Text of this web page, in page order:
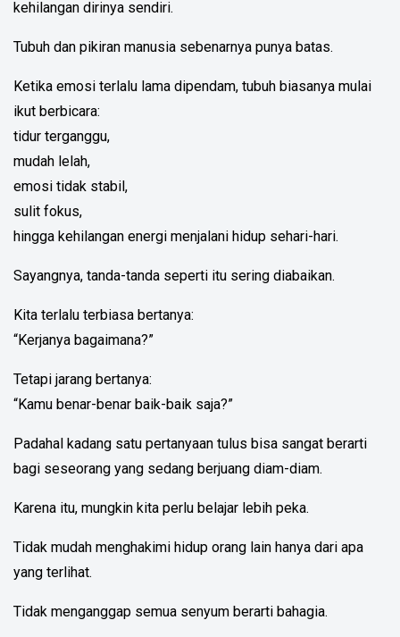
kehilangan dirinya sendiri.
Tubuh dan pikiran manusia sebenarnya punya batas.
Ketika emosi terlalu lama dipendam, tubuh biasanya mulai
ikut berbicara:
tidur terganggu,
mudah lelah,
emosi tidak stabil,
sulit fokus,
hingga kehilangan energi menjalani hidup sehari-hari.
Sayangnya, tanda-tanda seperti itu sering diabaikan.
Kita terlalu terbiasa bertanya:
“Kerjanya bagaimana?”
Tetapi jarang bertanya:
“Kamu benar-benar baik-baik saja?”
Padahal kadang satu pertanyaan tulus bisa sangat berarti
bagi seseorang yang sedang berjuang diam-diam.
Karena itu, mungkin kita perlu belajar lebih peka.
Tidak mudah menghakimi hidup orang lain hanya dari apa
yang terlihat.
Tidak menganggap semua senyum berarti bahagia.